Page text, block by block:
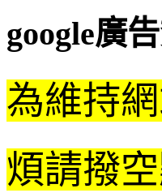
google廣
為維持
煩請撥